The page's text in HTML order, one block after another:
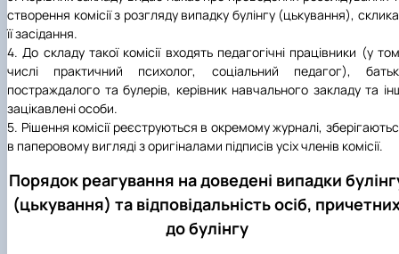
створення комісії з розгляду випадку булінгу (цькування),
її засідання.
4. До складу такої комісії входять педагогічні працівники (у
числі практичний психолог, соціальний педагог),
постраждалого та булерів, керівник навчального закладу та
зацікавлені особи.
5. Рішення комісії реєструються в окремому журналі,
в паперовому вигляді з оригіналами підписів усіх членів комісії.
Порядок реагування на доведені випадки
(цькування) та відповідальність осіб,
до булінгу